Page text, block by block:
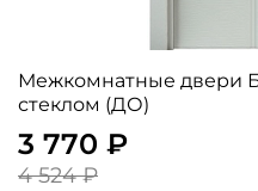
Межкомнатные двери
стеклом (ДО)
3 770 ₽
4 524 ₽